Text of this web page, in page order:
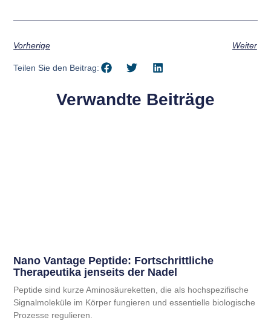
Vorherige Weiter
Teilen Sie den Beitrag:
Verwandte Beiträge
Nano Vantage Peptide: Fortschrittliche
Therapeutika jenseits der Nadel
Peptide sind kurze Aminosäureketten, die als hochspezifische
Signalmoleküle im Körper fungieren und essentielle biologische
Prozesse regulieren.